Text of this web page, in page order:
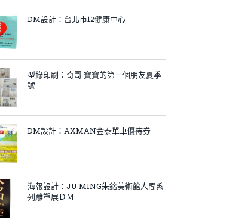
DM設計：台北市12健康中心
型錄印刷：奇哥 寶寶的第一個朋友夏季
號
DM設計：AXMAN金泰單車優待券
海報設計：JU MING朱銘美術館人間系
列雕塑展ＤＭ